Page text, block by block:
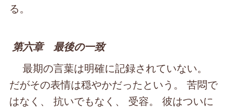
る。
第六章 最後の一致
最期の言葉は明確に記録されていない。
だがその表情は穏やかだったという。 苦悶で
はなく、 抗いでもなく、 受容。 彼はついに